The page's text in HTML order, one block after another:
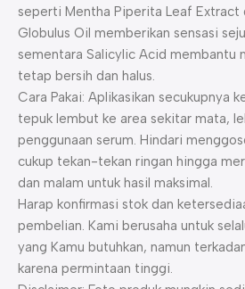
seperti Mentha Piperita Leaf Extract
Globulus Oil memberikan sensasi
sementara Salicylic Acid membantu
tetap bersih dan halus.
Cara Pakai: Aplikasikan secukupnya
tepuk lembut ke area sekitar mata,
penggunaan serum. Hindari
cukup tekan-tekan ringan hingga
dan malam untuk hasil maksimal.
Harap konfirmasi stok dan
pembelian. Kami berusaha untuk
yang Kamu butuhkan, namun
karena permintaan tinggi.